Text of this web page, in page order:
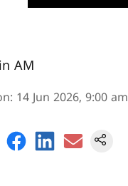
AM
: 14 Jun 2026, 9:00 am